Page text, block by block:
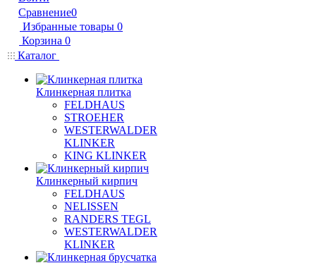
Сравнение0
Избранные товары 0
Корзина 0
Каталог
Клинкерная плитка
FELDHAUS
STROEHER
WESTERWALDER
KLINKER
KING KLINKER
Клинкерный кирпич
FELDHAUS
NELISSEN
RANDERS TEGL
WESTERWALDER
KLINKER